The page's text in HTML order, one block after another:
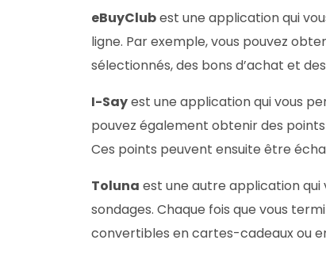
eBuyClubest une application qui
ligne. Par exemple, vous pouvez
sélectionnés, des bons d’achat et
I-Sayest une application qui vous
pouvez également obtenir des
Ces points peuvent ensuite être
Toluna est une autre application
sondages. Chaque fois que vous
convertibles en cartes-cadeaux ou